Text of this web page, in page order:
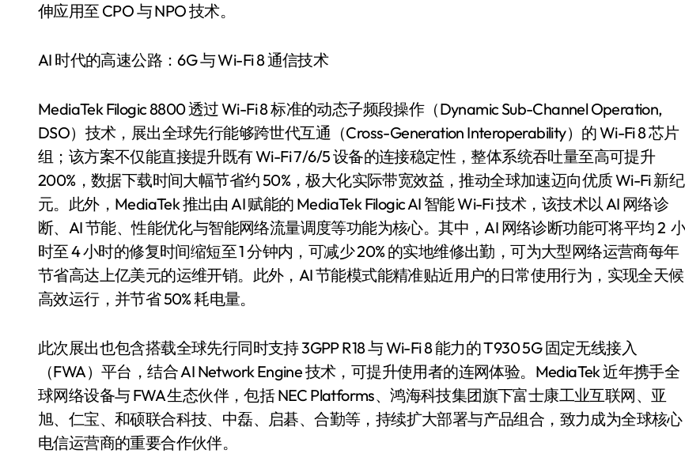
伸应用至 CPO 与 NPO 技术。
AI 时代的高速公路：6G 与 Wi-Fi 8 通信技术
MediaTek Filogic 8800 透过 Wi-Fi 8 标准的动态子频段操作（Dynamic Sub-Channel Operation,
DSO）技术，展出全球先行能够跨世代互通（Cross-Generation Interoperability）的 Wi-Fi 8 芯片
组；该方案不仅能直接提升既有 Wi-Fi 7/6/5 设备的连接稳定性，整体系统吞吐量至高可提升
200%，数据下载时间大幅节省约 50%，极大化实际带宽效益，推动全球加速迈向优质 Wi-Fi 新纪
元。此外，MediaTek 推出由 AI 赋能的 MediaTek Filogic AI 智能 Wi-Fi 技术，该技术以 AI 网络诊
断、AI 节能、性能优化与智能网络流量调度等功能为核心。其中，AI 网络诊断功能可将平均 2
时至 4 小时的修复时间缩短至 1 分钟内，可减少 20% 的实地维修出勤，可为大型网络运营商每年
节省高达上亿美元的运维开销。此外，AI 节能模式能精准贴近用户的日常使用行为，实现全天候
高效运行，并节省 50% 耗电量。
此次展出也包含搭载全球先行同时支持 3GPP R18 与 Wi-Fi 8 能力的 T930 5G 固定无线接入
（FWA）平台，结合 AI Network Engine 技术，可提升使用者的连网体验。MediaTek 近年携手全
球网络设备与 FWA 生态伙伴，包括 NEC Platforms、鸿海科技集团旗下富士康工业互联网、亚
旭、仁宝、和硕联合科技、中磊、启碁、合勤等，持续扩大部署与产品组合，致力成为全球核心
电信运营商的重要合作伙伴。